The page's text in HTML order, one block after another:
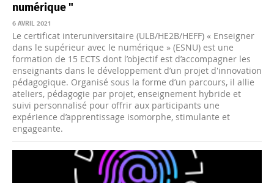
numérique "
6 AVRIL 2021
Le certificat interuniversitaire (ULB/HE2B/HEFF) « Enseigner
dans le supérieur avec le numérique » (ESNU) est une
formation de 15 ECTS dont l’objectif est d’accompagner les
enseignants dans le développement d’un projet d'innovation
pédagogique. Organisé sous la forme d’un parcours, il allie
ateliers, pédagogie par projet, enseignement hybride et
suivi personnalisé pour offrir aux participants une
expérience d’apprentissage isomorphe, stimulante et
engageante.